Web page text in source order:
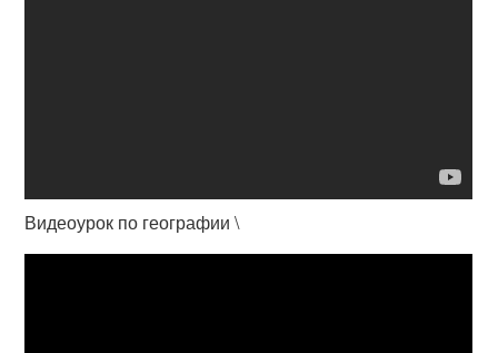
Видеоурок по географии \